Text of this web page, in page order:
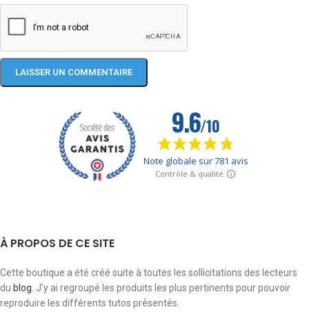
À PROPOS DE CE SITE
Cette boutique a été créé suite à toutes les sollicitations des lecteurs
du blog . J’y ai regroupé les produits les plus pertinents pour pouvoir
reproduire les différents tutos présentés.